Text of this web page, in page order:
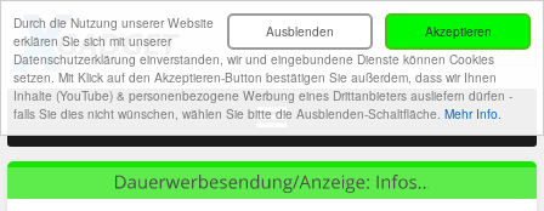
Akzeptieren
Ausblenden
Durch die Nutzung unserer Website
erklären Sie sich mit unserer
Datenschutzerklärung einverstanden, wir und eingebundene Dienste können Cookies
setzen. Mit Klick auf den Akzeptieren-Button bestätigen Sie außerdem, dass wir Ihnen
Inhalte (YouTube) & personenbezogene Werbung eines Drittanbieters ausliefern dürfen -
falls Sie dies nicht wünschen, wählen Sie bitte die Ausblenden-Schaltfläche. Mehr Info.